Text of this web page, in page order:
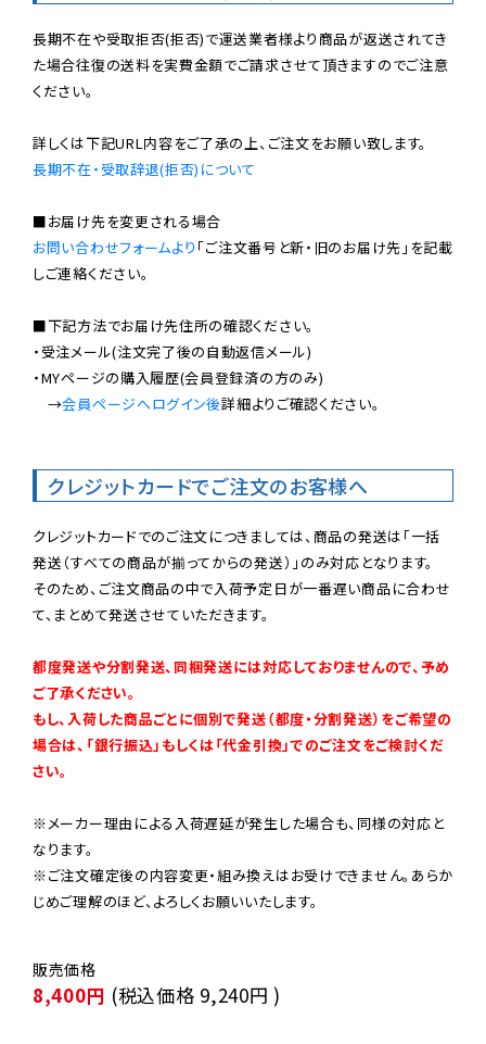
長期不在や受取拒否(拒否)で運送業者様より商品が返送されてき
た場合往復の送料を実費金額でご請求させて頂きますのでご注意
ください。
長期不在・受取辞退(拒否)について
お問い合わせフォームより 「ご注文番号と新・旧のお届け先」を記載
しご連絡ください。
■下記方法でお届け先住所の確認ください。
・受注メール(注文完了後の自動返信メール)
・MYページの購入履歴(会員登録済の方のみ)
→会員ページへログイン後詳細よりご確認ください。
クレジットカードでご注文のお客様へ
クレジットカードでのご注文につきましては、商品の発送は「一括
発送（すべての商品が揃ってからの発送）」のみ対応となります。
そのため、ご注文商品の中で入荷予定日が一番遅い商品に合わせ
て、まとめて発送させていただきます。
都度発送や分割発送、同梱発送には対応しておりませんので、予め
ご了承ください。
もし、入荷した商品ごとに個別で発送（都度・分割発送）をご希望の
場合は、「銀行振込」もしくは「代金引換」でのご注文をご検討くだ
さい。
※メーカー理由による入荷遅延が発生した場合も、同様の対応と
なります。
※ご注文確定後の内容変更・組み換えはお受けできません。あらか
じめご理解のほど、よろしくお願いいたします。
8,400円 (税込価格 9,240円 )